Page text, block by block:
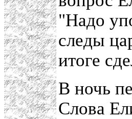
"Надо
следы
итоге
В ночь
Слова